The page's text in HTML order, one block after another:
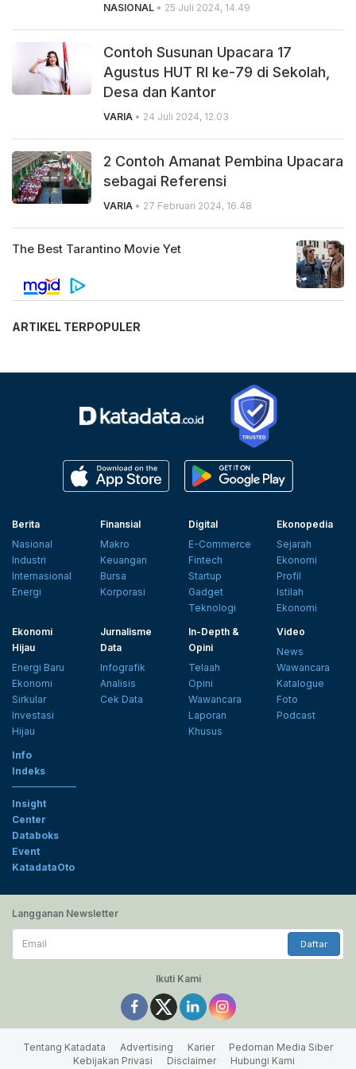
NASIONAL • 25 Juli 2024, 14.49
Contoh Susunan Upacara 17
Agustus HUT RI ke-79 di Sekolah,
Desa dan Kantor
VARIA • 24 Juli 2024, 12.03
2 Contoh Amanat Pembina Upacara
sebagai Referensi
VARIA • 27 Februari 2024, 16.48
ARTIKEL TERPOPULER
Berita
Nasional
Industri
Internasional
Energi
Finansial
Makro
Keuangan
Bursa
Korporasi
Digital
E-Commerce
Fintech
Startup
Gadget
Teknologi
Ekonopedia
Sejarah
Ekonomi
Profil
Istilah
Ekonomi
Ekonomi
Hijau
Energi Baru
Ekonomi
Sirkular
Investasi
Hijau
Jurnalisme
Data
Infografik
Analisis
Cek Data
In-Depth &
Opini
Telaah
Opini
Wawancara
Laporan
Khusus
Video
News
Wawancara
Katalogue
Foto
Podcast
Info
Indeks
Insight
Center
Databoks
Event
KatadataOto
Langganan Newsletter
Email
Daftar
Ikuti Kami
Tentang Katadata Advertising Karier
Pedoman Media Siber
Kebijakan Privasi
Disclaimer Hubungi Kami